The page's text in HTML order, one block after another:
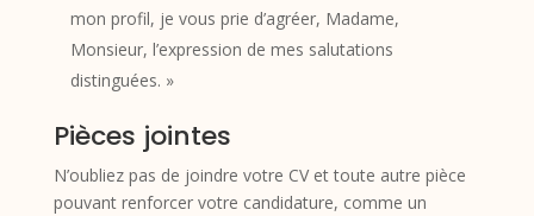
mon profil, je vous prie d’agréer, Madame,
Monsieur, l’expression de mes salutations
distinguées. »
Pièces jointes
N’oubliez pas de joindre votre CV et toute autre pièce
pouvant renforcer votre candidature, comme un